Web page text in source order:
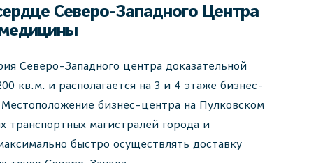
Северо-Западного Центра
Северо-Западного центра доказательной
кв.м. и располагается на 3 и 4 этаже бизнес-
бизнес-центра на Пулковском
транспортных магистралей города и
быстро осуществлять доставку